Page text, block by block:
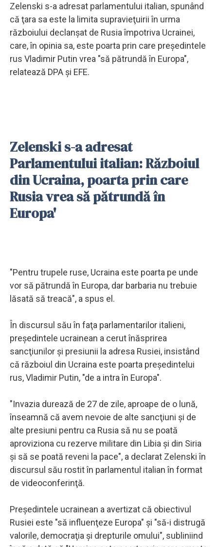
Zelenski s-a adresat parlamentului italian, spunând
că ţara sa este la limita supravieţuirii în urma
războiului declanşat de Rusia împotriva Ucrainei,
care, în opinia sa, este poarta prin care preşedintele
rus Vladimir Putin vrea "să pătrundă în Europa",
relatează DPA şi EFE.
Zelenski s-a adresat
Parlamentului italian: Războiul
din Ucraina, poarta prin care
Rusia vrea să pătrundă în
Europa'
"Pentru trupele ruse, Ucraina este poarta pe unde
vor să pătrundă în Europa, dar barbaria nu trebuie
lăsată să treacă", a spus el.
În discursul său în faţa parlamentarilor italieni,
preşedintele ucrainean a cerut înăsprirea
sancţiunilor şi presiunii la adresa Rusiei, insistând
că războiul din Ucraina este poarta preşedintelui
rus, Vladimir Putin, "de a intra în Europa".
"Invazia durează de 27 de zile, aproape de o lună,
înseamnă că avem nevoie de alte sancţiuni şi de
alte presiuni pentru ca Rusia să nu se poată
aproviziona cu rezerve militare din Libia şi din Siria
şi să se poată reveni la pace", a declarat Zelenski în
discursul său rostit în parlamentul italian în format
de videoconferinţă.
Preşedintele ucrainean a avertizat că obiectivul
Rusiei este "să influenţeze Europa" şi "să-i distrugă
valorile, democraţia şi drepturile omului", subliniind